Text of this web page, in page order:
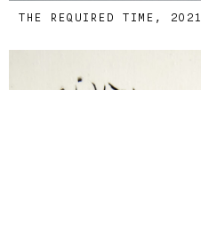
THE REQUIRED TIME, 2021